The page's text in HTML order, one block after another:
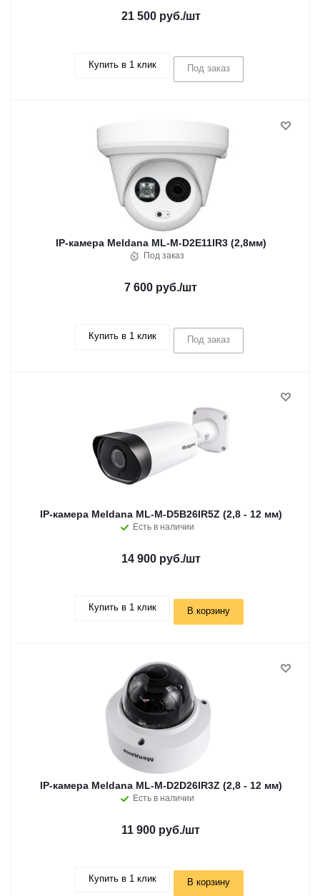
21 500 руб./шт
Купить в 1 клик Под заказ
IP-камера Meldana ML-M-D2E11IR3 (2,8мм)
Под заказ
7 600 руб./шт
Купить в 1 клик Под заказ
IP-камера Meldana ML-M-D5B26IR5Z (2,8 - 12 мм)
Есть в наличии
14 900 руб./шт
Купить в 1 клик В корзину
IP-камера Meldana ML-M-D2D26IR3Z (2,8 - 12 мм)
Есть в наличии
11 900 руб./шт
Купить в 1 клик В корзину